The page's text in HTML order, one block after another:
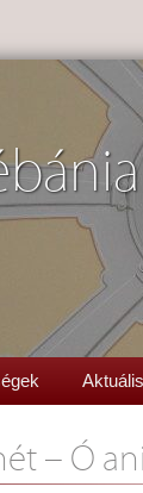
Aktuális
– Ó